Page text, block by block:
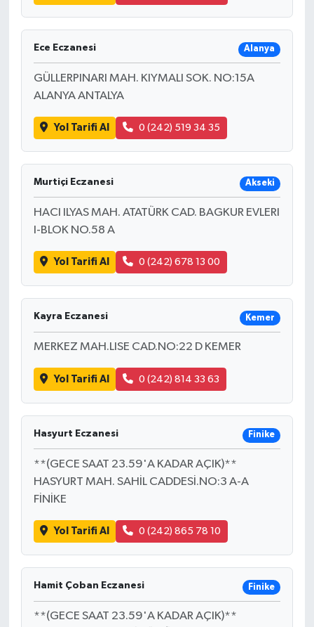
Ece Eczanesi Alanya
GÜLLERPINARI MAH. KIYMALI SOK. NO:15A
ALANYA ANTALYA
Yol Tarifi Al 0 (242) 519 34 35
Murtiçi Eczanesi Akseki
HACI ILYAS MAH. ATATÜRK CAD. BAGKUR EVLERI
I-BLOK NO.58 A
Yol Tarifi Al 0 (242) 678 13 00
Kayra Eczanesi Kemer
MERKEZ MAH.LISE CAD.NO:22 D KEMER
Yol Tarifi Al 0 (242) 814 33 63
Hasyurt Eczanesi Finike
**(GECE SAAT 23.59'A KADAR AÇIK)**
HASYURT MAH. SAHİL CADDESİ.NO:3 A-A
FİNİKE
Yol Tarifi Al 0 (242) 865 78 10
Hamit Çoban Eczanesi Finike
**(GECE SAAT 23.59'A KADAR AÇIK)**